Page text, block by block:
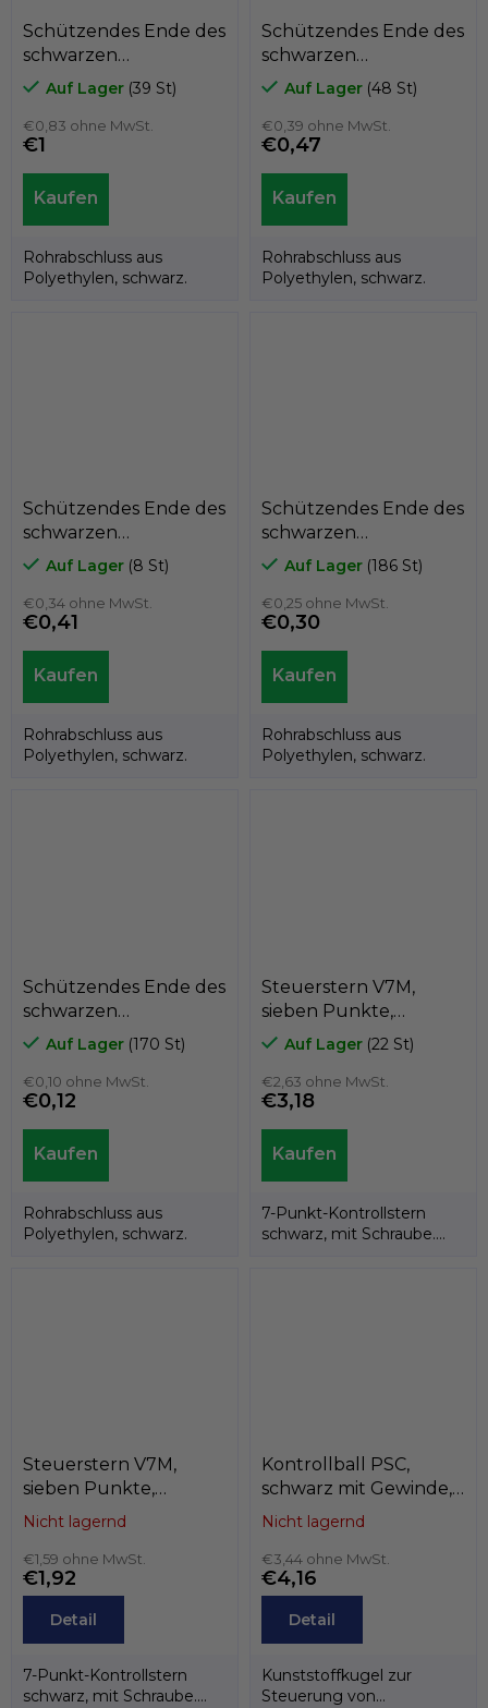
Schützendes Ende des
schwarzen
Polyethylenrohrs
A3CT, für
durchschnittlich
50mm, GeTech A3CT50
Auf Lager (39 St)
€0,83 ohne MwSt.
€1
Rohrabschluss aus
Polyethylen, schwarz.
Schützendes Ende des
schwarzen
Polyethylenrohrs
A3CT, für
durchschnittlich
40mm, GeTech
A3CT40
Auf Lager (48 St)
€0,39 ohne MwSt.
€0,47
Rohrabschluss aus
Polyethylen, schwarz.
Schützendes Ende des
schwarzen
Polyethylenrohrs
A3CT, für
durchschnittlich
35mm, GeTech A3CT35
Auf Lager (8 St)
€0,34 ohne MwSt.
€0,41
Rohrabschluss aus
Polyethylen, schwarz.
Schützendes Ende des
schwarzen
Polyethylenrohrs
A3CT, für
durchschnittlich
30mm, GeTech
A3CT30
Auf Lager (186 St)
€0,25 ohne MwSt.
€0,30
Rohrabschluss aus
Polyethylen, schwarz.
Schützendes Ende des
schwarzen
Polyethylenrohrs
A3CT, für
durchschnittlich
20mm, GeTech
A3CT20
Auf Lager (170 St)
€0,10 ohne MwSt.
€0,12
Rohrabschluss aus
Polyethylen, schwarz.
Steuerstern V7M,
sieben Punkte,
Durchmesser 50 mm,
schwarz mit Schraube
M12 x 30, GeTech
B1V7M501230
Auf Lager (22 St)
€2,63 ohne MwSt.
€3,18
7-Punkt-Kontrollstern
schwarz, mit Schraube.
Steuerstern V7M,
sieben Punkte,
Durchmesser 30 mm,
schwarz mit Schraube
M6 x 50, GeTech
B1V7M300650
Nicht lagernd
€1,59 ohne MwSt.
€1,92
Detail
7-Punkt-Kontrollstern
schwarz, mit Schraube.
Kontrollball PSC,
schwarz mit Gewinde,
Durchmesser 45 mm,
Innengewinde M12,
GeTech B1PSC4512
Nicht lagernd
€3,44 ohne MwSt.
€4,16
Detail
Kunststoffkugel zur
Steuerung von